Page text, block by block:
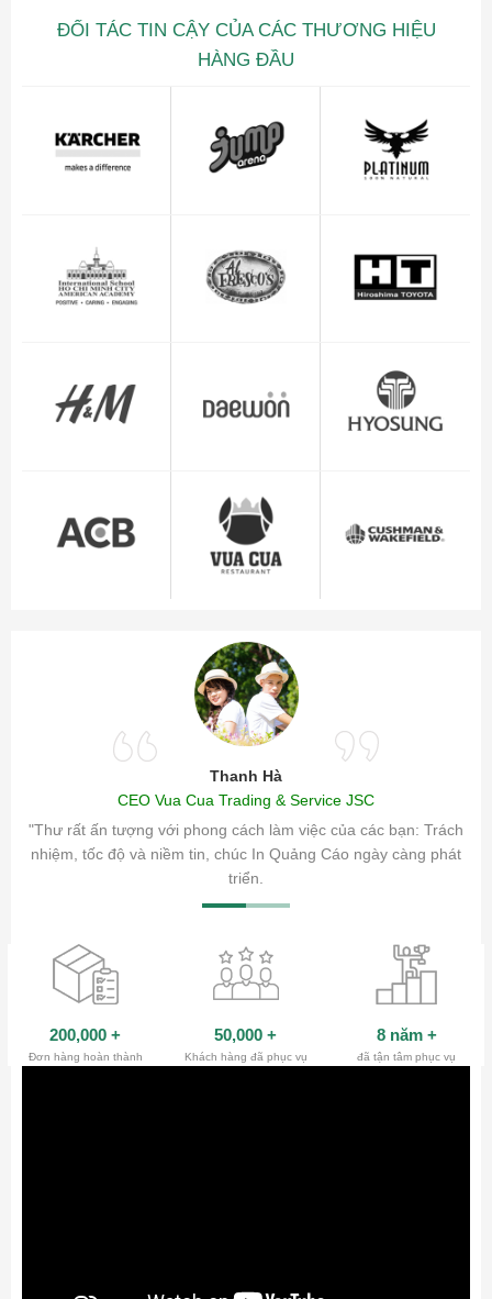
ĐỐI TÁC TIN CẬY CỦA CÁC THƯƠNG HIỆU
HÀNG ĐẦU
Thanh Hà
CEO Vua Cua Trading & Service JSC
"Thư rất ấn tượng với phong cách làm việc của các bạn: Trách
nhiệm, tốc độ và niềm tin, chúc In Quảng Cáo ngày càng phát
triển.
sóc
200,000 +
Đơn hàng hoàn thành
50,000 +
Khách hàng đã phục vụ
8 năm +
đã tận tâm phục vụ